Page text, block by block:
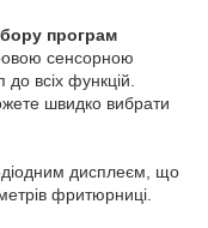
програм
сенсорною
всіх функцій.
швидко вибрати
дисплеєм, що
фритюрниці.